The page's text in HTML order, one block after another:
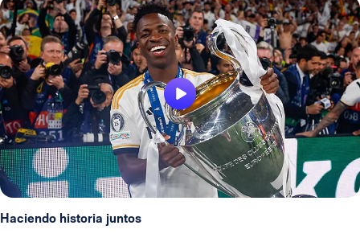
Haciendo historia juntos